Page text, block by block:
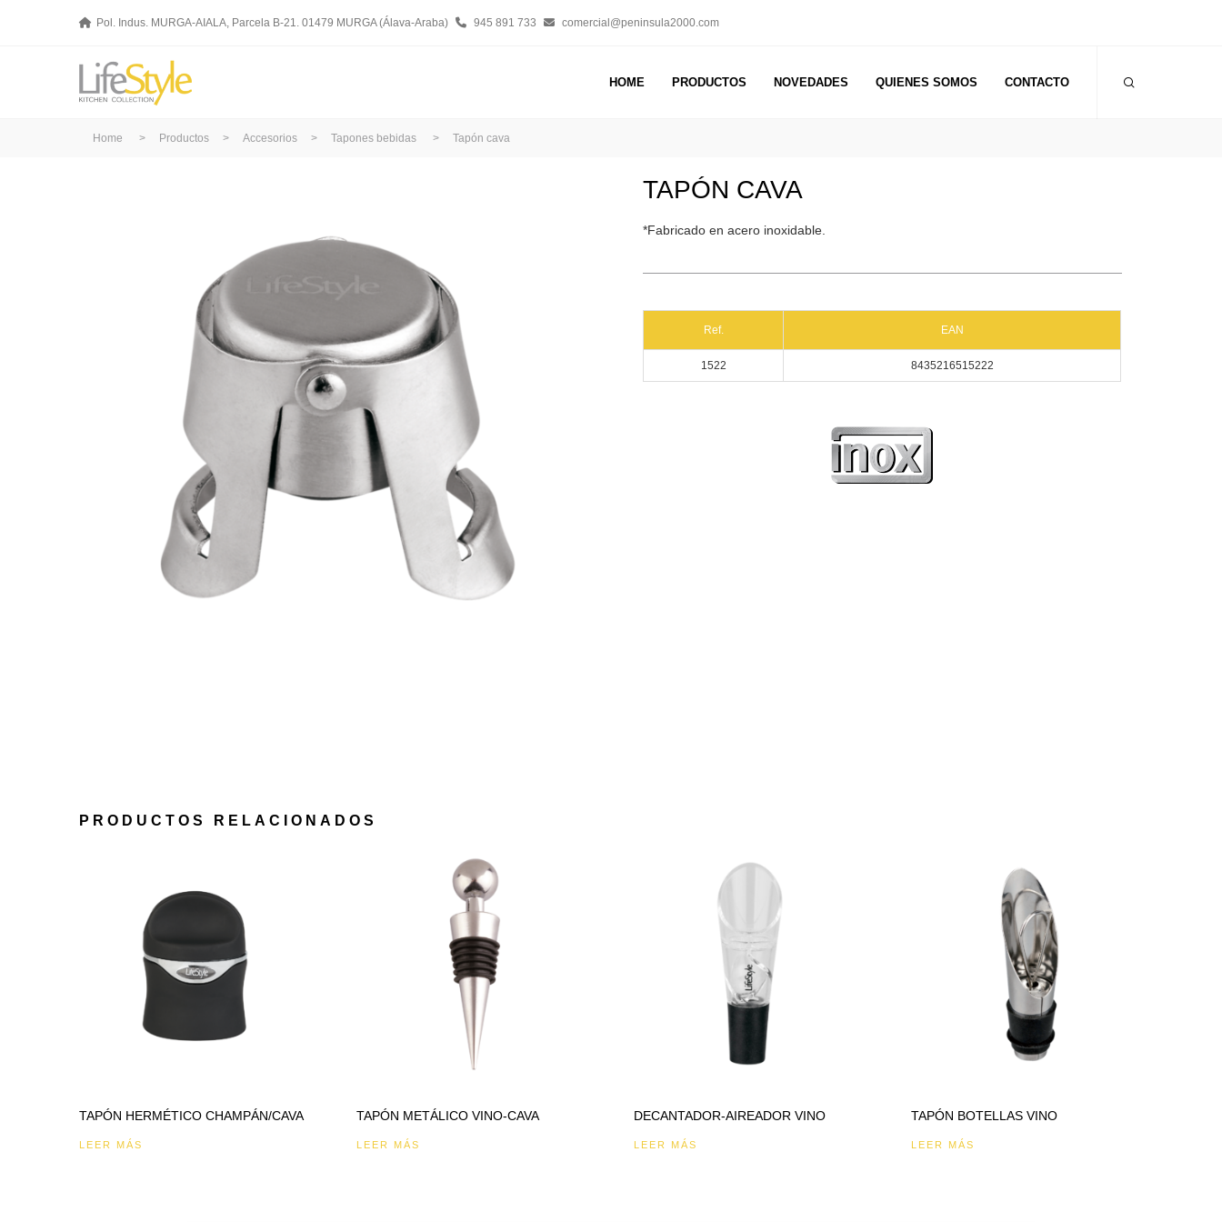
Pol. Indus. MURGA-AIALA, Parcela B-21. 01479 MURGA (Álava-Araba) 945 891 733 comercial@peninsula2000.com
HOME PRODUCTOS NOVEDADES QUIENES SOMOS CONTACTO
Home > Productos > Accesorios > Tapones bebidas > Tapón cava
TAPÓN CAVA
*Fabricado en acero inoxidable.
Ref. EAN
1522 8435216515222
PRODUCTOS RELACIONADOS
TAPÓN HERMÉTICO CHAMPÁN/CAVA
LEER MÁS
TAPÓN METÁLICO VINO-CAVA
LEER MÁS
DECANTADOR-AIREADOR VINO
LEER MÁS
TAPÓN BOTELLAS VINO
LEER MÁS